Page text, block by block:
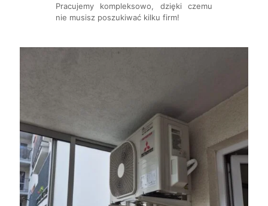
Pracujemy kompleksowo, dzięki czemu
nie musisz poszukiwać kilku firm!